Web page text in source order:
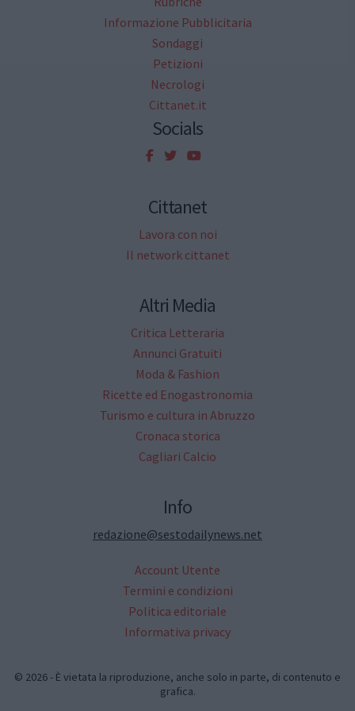
Informazione Pubblicitaria
Sondaggi
Petizioni
Necrologi
Cittanet.it
Socials
Cittanet
Lavora con noi
Il network cittanet
Altri Media
Critica Letteraria
Annunci Gratuiti
Moda & Fashion
Ricette ed Enogastronomia
Turismo e cultura in Abruzzo
Cronaca storica
Cagliari Calcio
Info
redazione@sestodailynews.net
Account Utente
Termini e condizioni
Politica editoriale
Informativa privacy
© 2026 - È vietata la riproduzione, anche solo in parte, di contenuto e
grafica.